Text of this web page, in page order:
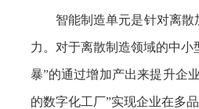
智能制造单元是针对离
力。对于离散制造领域的中
暴”的通过增加产出来提升企
的数字化工厂”实现企业在多